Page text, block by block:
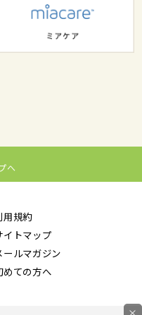
へ
用規約
イトマップ
ールマガジン
めての方へ